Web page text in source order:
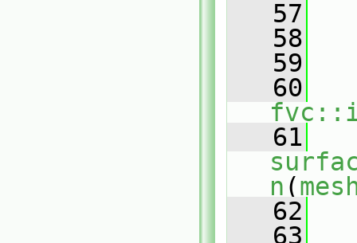
   57
   58
   59
   60
   61
n (
   62
   63